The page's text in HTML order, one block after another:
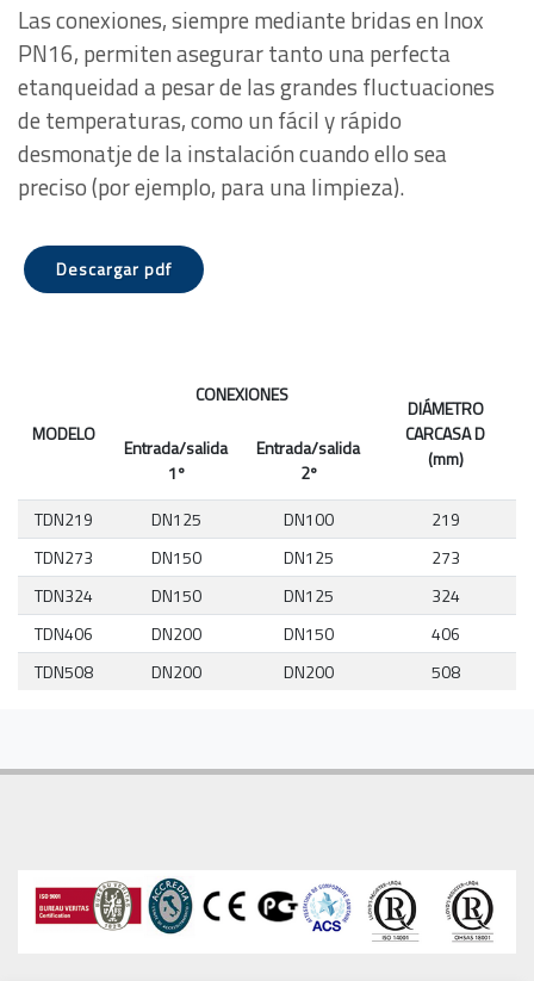
Las conexiones, siempre mediante bridas en Inox
PN16, permiten asegurar tanto una perfecta
etanqueidad a pesar de las grandes fluctuaciones
de temperaturas, como un fácil y rápido
desmonatje de la instalación cuando ello sea
preciso (por ejemplo, para una limpieza).
Descargar pdf
MODELO
CONEXIONES
DIÁMETRO
CARCASA D
(mm)
Entrada/salida
1º
Entrada/salida
2º
TDN219
DN125 DN100
219
TDN273
DN150 DN125
273
TDN324
DN150 DN125
324
TDN406
DN200 DN150
406
TDN508
DN200 DN200 508